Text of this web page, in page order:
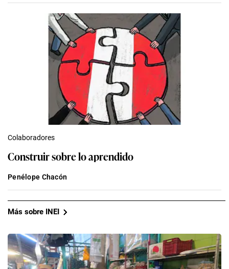
Colaboradores
Construir sobre lo aprendido
Penélope Chacón
Más sobre INEI